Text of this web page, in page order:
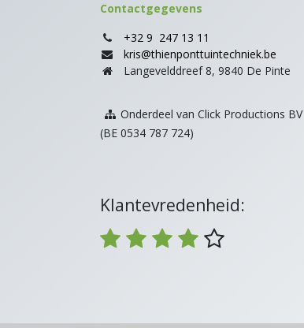
Contactgegevens
+32 9 247 13 11
kris@thienponttuintechniek.be
Langevelddreef 8, 9840 De Pinte
Onderdeel van Click Productions BV
(BE 0534 787 724)
Klantevredenheid: